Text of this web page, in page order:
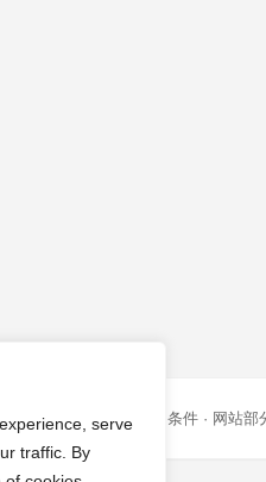
serve
traffic. By
·隐私政策| 服务条款和条件 · 网站